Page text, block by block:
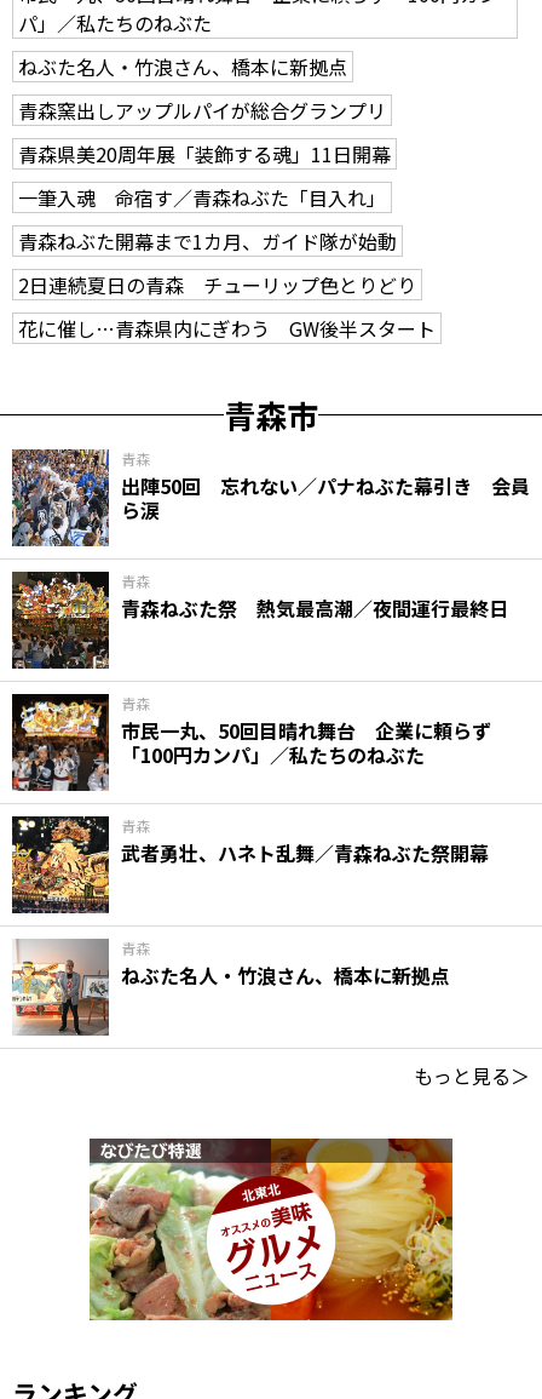
パ」／私たちのねぶた
ねぶた名人・竹浪さん、橋本に新拠点
青森窯出しアップルパイが総合グランプリ
青森県美20周年展「装飾する魂」11日開幕
一筆入魂 命宿す／青森ねぶた「目入れ」
青森ねぶた開幕まで1カ月、ガイド隊が始動
2日連続夏日の青森 チューリップ色とりどり
花に催し…青森県内にぎわう GW後半スタート
青森市
青森
出陣50回 忘れない／パナねぶた幕引き 会員
ら涙
青森
青森ねぶた祭 熱気最高潮／夜間運行最終日
青森
市民一丸、50回目晴れ舞台 企業に頼らず
「100円カンパ」／私たちのねぶた
青森
武者勇壮、ハネト乱舞／青森ねぶた祭開幕
青森
ねぶた名人・竹浪さん、橋本に新拠点
もっと見る＞